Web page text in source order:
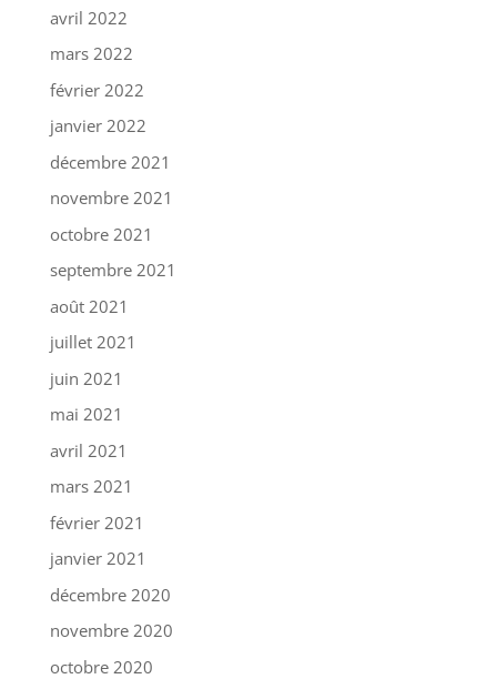
avril 2022
mars 2022
février 2022
janvier 2022
décembre 2021
novembre 2021
octobre 2021
septembre 2021
août 2021
juillet 2021
juin 2021
mai 2021
avril 2021
mars 2021
février 2021
janvier 2021
décembre 2020
novembre 2020
octobre 2020